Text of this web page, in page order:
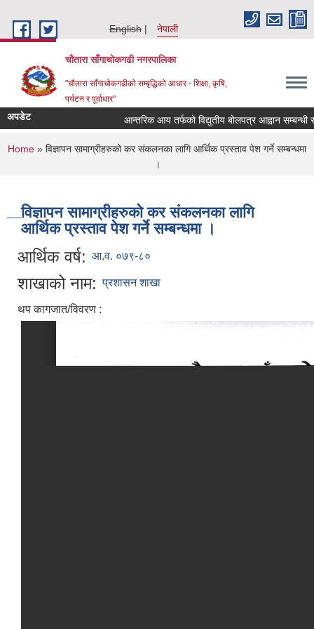
English
नेपाली
चौतारा साँगाचोकगढी नगरपालिका
"चौतारा साँगाचोकगढीको सम्बृद्धिको आधार - शिक्षा, कृषि,
पर्यटन र पूर्वाधार"
अपडेट आन्तरिक आय तर्फको विद्युतीय बोलपत्र आह्वान सम्बन्धी
You are here
Home » विज्ञापन सामाग्रीहरुको कर संकलनका लागि आर्थिक प्रस्ताव पेश गर्ने सम्बन्धमा
।
विज्ञापन सामाग्रीहरुको कर संकलनका लागि
आर्थिक प्रस्ताव पेश गर्ने सम्बन्धमा ।
आर्थिक वर्ष: आ.व. ०७९-८०
शाखाको नाम: प्रशासन शाखा
थप कागजात/विवरण :